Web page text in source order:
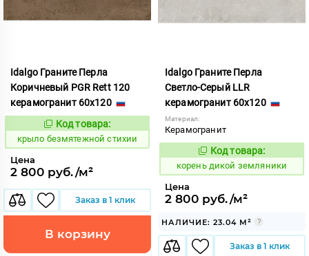
Idalgo Граните Перла
Коричневый PGR Rett 120
керамогранит 60x120
828723
Код товара:
крыло безмятежной стихии
Цена
2 800 руб./м²
Заказ в 1 клик
В корзину
Idalgo Граните Перла
Светло-Серый LLR
керамогранит 60x120
Материал:
Керамогранит
784406
Код товара:
корень дикой земляники
Цена
2 800 руб./м²
НАЛИЧИЕ: 23.04 М²
Заказ в 1 клик